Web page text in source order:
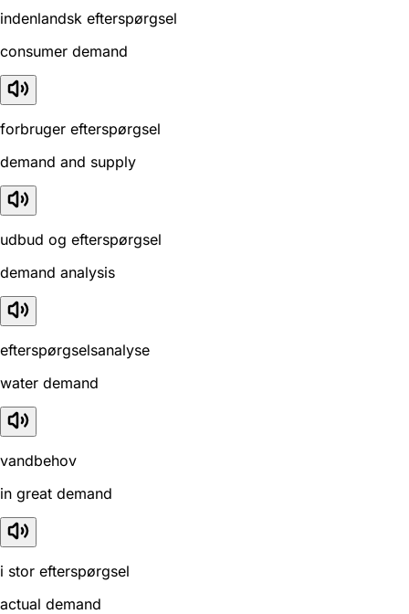
indenlandsk efterspørgsel
consumer demand
forbruger efterspørgsel
demand and supply
udbud og efterspørgsel
demand analysis
efterspørgselsanalyse
water demand
vandbehov
in great demand
i stor efterspørgsel
actual demand